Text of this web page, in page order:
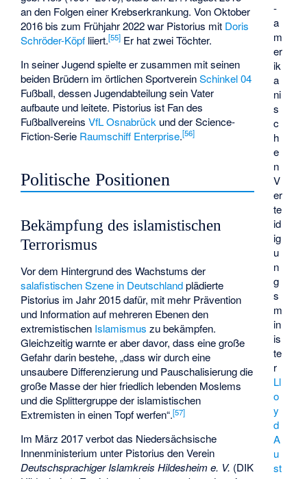
-
a
m
er
ik
a
ni
s
c
h
e
n
V
er
te
id
ig
u
n
g
s
m
in
is
te
r
Ll
o
y
d
A
u
st
an den Folgen einer Krebserkrankung. Von Oktober
2016 bis zum Frühjahr 2022 war Pistorius mit Doris
Schröder-Köpf liiert.[55] Er hat zwei Töchter.
In seiner Jugend spielte er zusammen mit seinen
beiden Brüdern im örtlichen SportvereinSchinkel 04
Fußball, dessen Jugendabteilung sein Vater
aufbaute und leitete. Pistorius ist Fan des
FußballvereinsVfL Osnabrück und der Science-
Fiction-Serie Raumschiff Enterprise.[56]
Politische Positionen
Bekämpfung des islamistischen
Terrorismus
Vor dem Hintergrund des Wachstums der
salafistischen Szene in Deutschlandplädierte
Pistorius im Jahr 2015 dafür, mit mehr Prävention
und Information auf mehreren Ebenen den
extremistischen Islamismus zu bekämpfen.
Gleichzeitig warnte er aber davor, dass eine große
Gefahr darin bestehe, „dass wir durch eine
unsaubere Differenzierung und Pauschalisierung die
große Masse der hier friedlich lebenden Moslems
und die Splittergruppe der islamistischen
Extremisten in einen Topf werfen“.[57]
Im März 2017 verbot das Niedersächsische
Innenministerium unter Pistorius den Verein
Deutschsprachiger Islamkreis Hildesheim e. V. (DIK